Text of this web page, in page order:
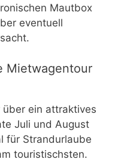
Mautbox
eventuell
Mietwagentour
ein attraktives
Juli und August
für Strandurlaube
touristischsten.